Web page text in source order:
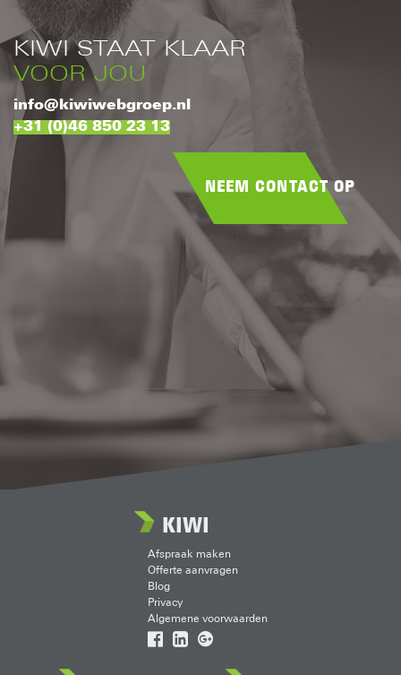
KIWI STAAT KLAAR
VOOR JOU
info@kiwiwebgroep.nl
+31 (0)46 850 23 13
NEEM CONTACT OP
KIWI
Afspraak maken
Offerte aanvragen
Blog
Privacy
Algemene voorwaarden